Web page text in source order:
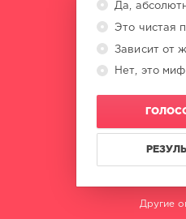
Да,
Это чистая
Зависит от
Нет, это миф
Другие